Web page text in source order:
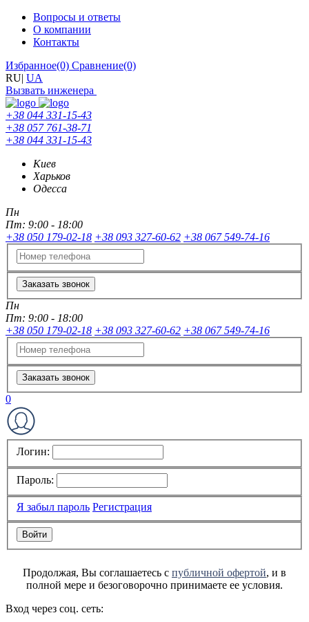
Вопросы и ответы
О компании
Контакты
Избранное(0) Сравнение(0)
RU| UA
Вызвать инженера
+38 044 331-15-43
+38 057 761-38-71
+38 044 331-15-43
Киев
Харьков
Одесса
Пн
Пт: 9:00 - 18:00
+38 050 179-02-18 +38 093 327-60-62 +38 067 549-74-16
Заказать звонок
Пн
Пт: 9:00 - 18:00
+38 050 179-02-18 +38 093 327-60-62 +38 067 549-74-16
Заказать звонок
0
Логин:
Пароль:
Я забыл пароль Регистрация
Продолжая, Вы соглашаетесь с публичной офертой, и в
полной мере и безоговорочно принимаете ее условия.
Вход через соц. сеть: